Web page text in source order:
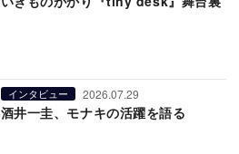
インタビュー 2026.07.29
酒井一圭、モナキの活躍を語る